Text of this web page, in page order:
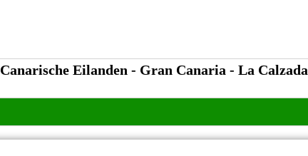
Canarische Eilanden - Gran Canaria - La Calzada